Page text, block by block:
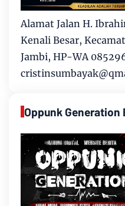
Alamat Jalan H.
Kenali Besar,
Jambi, HP-WA
Oppunk Generation